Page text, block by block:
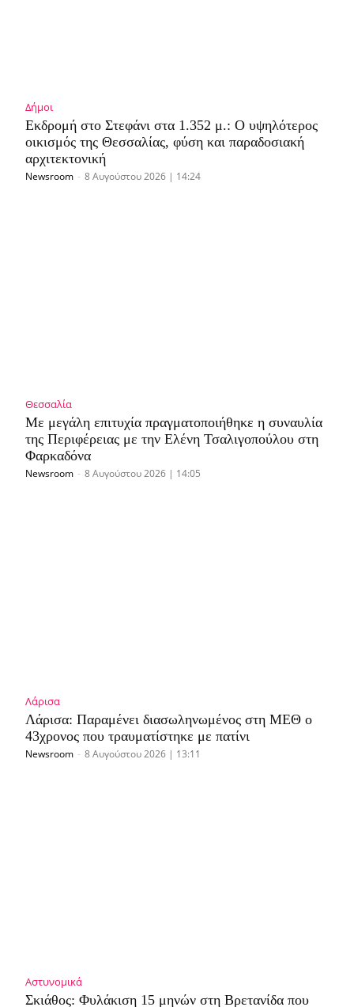
Δήμοι
Εκδρομή στο Στεφάνι στα 1.352 μ.: Ο υψηλότερος
οικισμός της Θεσσαλίας, φύση και παραδοσιακή
αρχιτεκτονική
Newsroom - 8 Αυγούστου 2026 | 14:24
Θεσσαλία
Με μεγάλη επιτυχία πραγματοποιήθηκε η συναυλία
της Περιφέρειας με την Ελένη Τσαλιγοπούλου στη
Φαρκαδόνα
Newsroom - 8 Αυγούστου 2026 | 14:05
Λάρισα
Λάρισα: Παραμένει διασωληνωμένος στη ΜΕΘ o
43χρονος που τραυματίστηκε με πατίνι
Newsroom - 8 Αυγούστου 2026 | 13:11
Αστυνομικά
Σκιάθος: Φυλάκιση 15 μηνών στη Βρετανίδα που